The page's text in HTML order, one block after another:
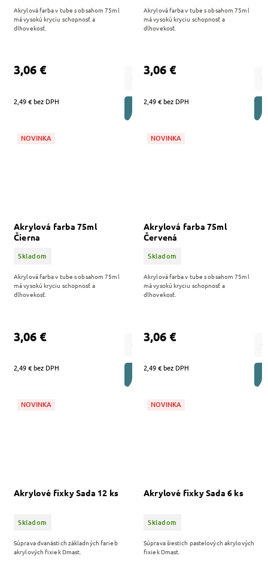
2,49 € bez DPH
3,06 €
Akrylová farba v tube s obsahom 75ml
má vysokú kryciu schopnosť a
dlhovekosť.
2,49 € bez DPH
3,06 €
Akrylová farba v tube s obsahom 75ml
má vysokú kryciu schopnosť a
dlhovekosť.
NOVINKA
Akrylová farba 75ml
Čierna
Skladom
2,49 € bez DPH
3,06 €
Akrylová farba v tube s obsahom 75ml
má vysokú kryciu schopnosť a
dlhovekosť.
NOVINKA
Akrylová farba 75ml
Červená
Skladom
2,49 € bez DPH
3,06 €
Akrylová farba v tube s obsahom 75ml
má vysokú kryciu schopnosť a
dlhovekosť.
NOVINKA
Akrylové fixky Sada 12 ks
Skladom
Súprava dvanástich základných farieb
akrylových fixiek Dmast.
NOVINKA
Akrylové fixky Sada 6 ks
Skladom
Súprava šiestich pastelových akrylových
fixiek Dmast.